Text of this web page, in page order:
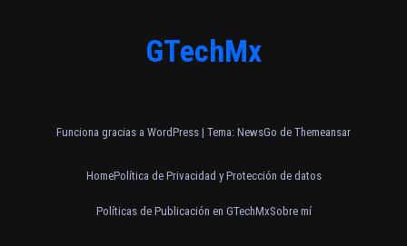
GTechMx
Funciona gracias a WordPress | Tema: NewsGo de Themeansar
HomePolítica de Privacidad y Protección de datos
Políticas de Publicación en GTechMxSobre mí